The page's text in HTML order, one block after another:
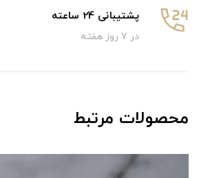
پشتیبانی 24 ساعته
در 7 روز هفته
محصولات مرتبط